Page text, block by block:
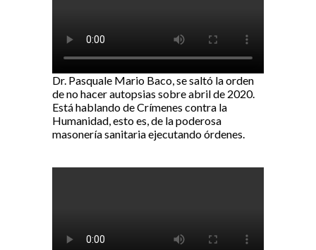
Dr. Pasquale Mario Baco, se saltó la orden
de no hacer autopsias sobre abril de 2020.
Está hablando de Crímenes contra la
Humanidad, esto es, de la poderosa
masonería sanitaria ejecutando órdenes.